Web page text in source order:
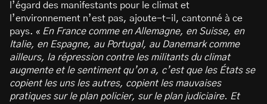
l’égard des manifestants pour le climat et
l’environnement n’est pas, ajoute-t-il, cantonné à ce
pays. « En France comme en Allemagne, en Suisse, en
Italie, en Espagne, au Portugal, au Danemark comme
ailleurs, la répression contre les militants du climat
augmente et le sentiment qu’on a, c’est que les États se
copient les uns les autres, copient les mauvaises
pratiques sur le plan policier, sur le plan judiciaire. Et